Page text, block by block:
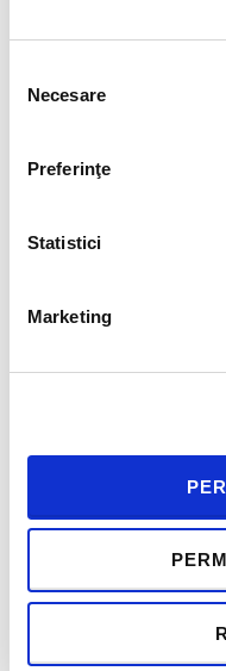
consimțământului
Necesare
Preferinţe
Statistici
Marketing
cercetari recente
trebui condusa o
asaza construirea
Simona Lapusan
Va invitam sa va
link-ul de mai jos.